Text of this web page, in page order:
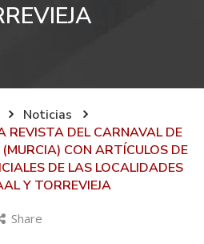
Noticias
REVISTA DEL CARNAVAL DE
CON ARTÍCULOS DE
DE LAS LOCALIDADES
Y TORREVIEJA
Share